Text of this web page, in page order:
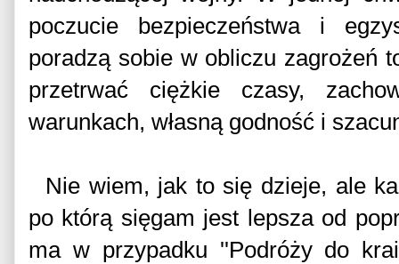
poczucie bezpieczeństwa i
poradzą sobie w obliczu zagrożeń
przetrwać ciężkie czasy,
warunkach, własną godność i
Nie wiem, jak to się dzieje, ale
po którą sięgam jest lepsza od
ma w przypadku ''Podróży do